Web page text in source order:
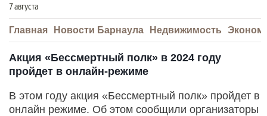
7 августа
Главная Новости Барнаула Недвижимость
Акция «Бессмертный полк» в 2024 году
пройдет в онлайн-режиме
В этом году акция «Бессмертный полк» пройдет в
онлайн режиме. Об этом сообщили организаторы